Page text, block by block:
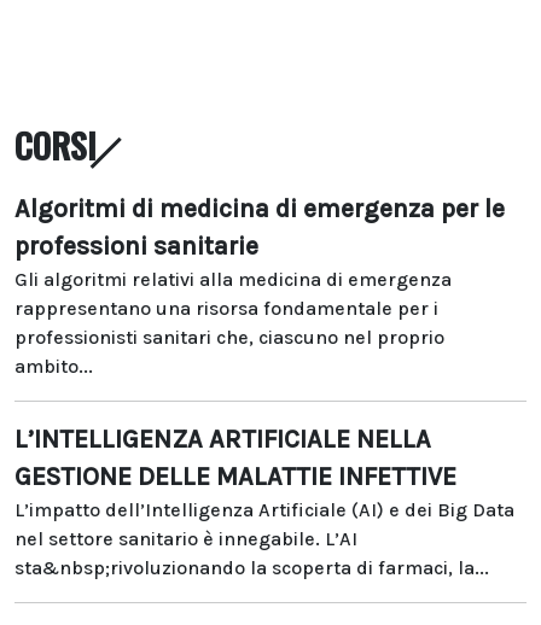
CORSI
Algoritmi di medicina di emergenza per le
professioni sanitarie
Gli algoritmi relativi alla medicina di emergenza
rappresentano una risorsa fondamentale per i
professionisti sanitari che, ciascuno nel proprio
ambito...
L’INTELLIGENZA ARTIFICIALE NELLA
GESTIONE DELLE MALATTIE INFETTIVE
L’impatto dell’Intelligenza Artificiale (AI) e dei Big Data
nel settore sanitario è innegabile. L’AI
sta&nbsp;rivoluzionando la scoperta di farmaci, la...